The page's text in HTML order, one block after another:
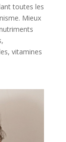
toutes les
Mieux
vitamines